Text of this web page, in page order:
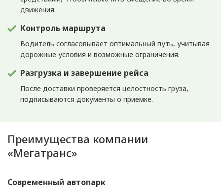
движения.
Контроль маршрута
Водитель согласовывает оптимальный путь, учитывая
дорожные условия и возможные ограничения.
Разгрузка и завершение рейса
После доставки проверяется целостность груза,
подписываются документы о приемке.
Преимущества компании
«Мегатранс»
Современный автопарк